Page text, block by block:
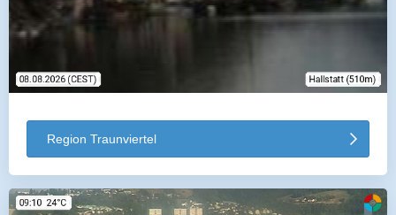
Region Traunviertel